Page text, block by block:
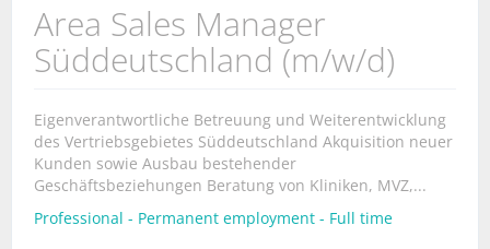
Area Sales Manager
Süddeutschland (m/w/d)
Eigenverantwortliche Betreuung und Weiterentwicklung
des Vertriebsgebietes Süddeutschland Akquisition neuer
Kunden sowie Ausbau bestehender
Geschäftsbeziehungen Beratung von Kliniken, MVZ,...
Professional - Permanent employment - Full time